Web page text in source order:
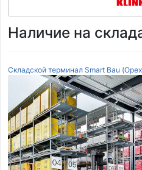
Наличие на
Складской терминал Smart Bau